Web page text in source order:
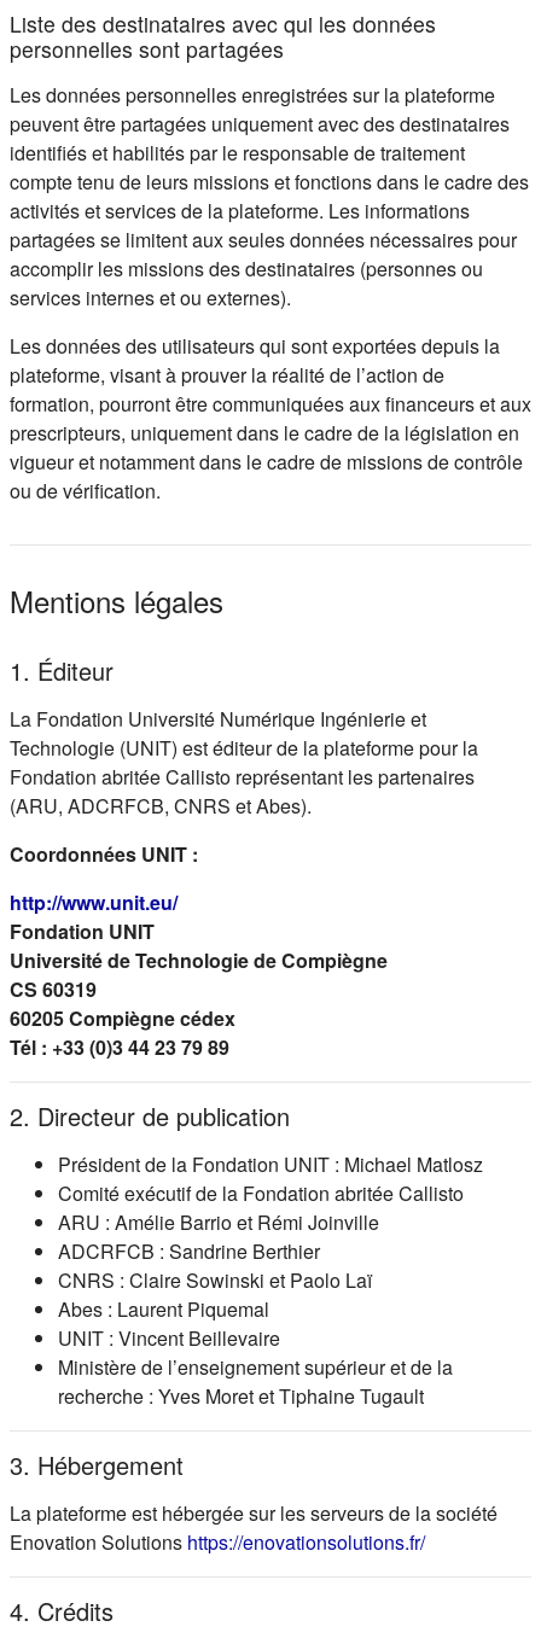
Liste des destinataires avec qui les données
personnelles sont partagées
Les données personnelles enregistrées sur la plateforme
peuvent être partagées uniquement avec des destinataires
identifiés et habilités par le responsable de traitement
compte tenu de leurs missions et fonctions dans le cadre des
activités et services de la plateforme. Les informations
partagées se limitent aux seules données nécessaires pour
accomplir les missions des destinataires (personnes ou
services internes et ou externes).
Les données des utilisateurs qui sont exportées depuis la
plateforme, visant à prouver la réalité de l’action de
formation, pourront être communiquées aux financeurs et aux
prescripteurs, uniquement dans le cadre de la législation en
vigueur et notamment dans le cadre de missions de contrôle
ou de vérification.
Mentions légales
1. Éditeur
La Fondation Université Numérique Ingénierie et
Technologie (UNIT) est éditeur de la plateforme pour la
Fondation abritée Callisto représentant les partenaires
(ARU, ADCRFCB, CNRS et Abes).
Coordonnées UNIT :
http://www.unit.eu/(s'ouvre dans un nouvel onglet)
Fondation UNIT
Université de Technologie de Compiègne
CS 60319
60205 Compiègne cédex
Tél : +33 (0)3 44 23 79 89
2. Directeur de publication
Président de la Fondation UNIT : Michael Matlosz
Comité exécutif de la Fondation abritée Callisto
ARU : Amélie Barrio et Rémi Joinville
ADCRFCB : Sandrine Berthier
CNRS : Claire Sowinski et Paolo Laï
Abes : Laurent Piquemal
UNIT : Vincent Beillevaire
Ministère de l’enseignement supérieur et de la
recherche : Yves Moret et Tiphaine Tugault
3. Hébergement
La plateforme est hébergée sur les serveurs de la société
Enovation Solutions https://enovationsolutions.fr/(s'ouvre
4. Crédits